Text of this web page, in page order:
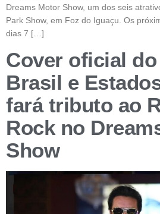
Dreams Motor Show, um dos seis
Park Show, em Foz do Iguaçu. Os
dias 7 […]
Cover oficial
Brasil e
fará tributo ao
Rock no
Show